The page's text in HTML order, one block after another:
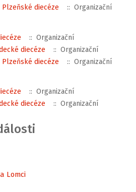
Plzeňské diecéze
:: Organizační
:: Organizační
diecéze
:: Organizační
Plzeňské diecéze
:: Organizační
:: Organizační
diecéze
:: Organizační
Lomci